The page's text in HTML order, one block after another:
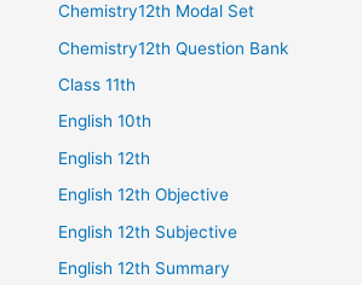
Chemistry12th Modal Set
Chemistry12th Question Bank
Class 11th
English 10th
English 12th
English 12th Objective
English 12th Subjective
English 12th Summary